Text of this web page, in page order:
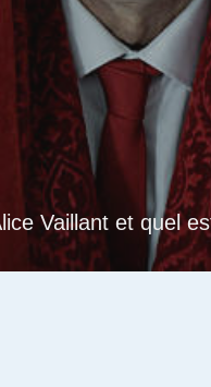
Vaillant et quel